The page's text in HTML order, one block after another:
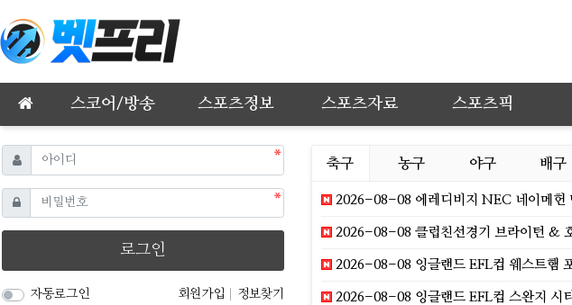
메인 메뉴스코어/방송 스포츠정보 스포츠자료 스포츠픽
아이디 필수
비밀번호 필수
로그인
자동로그인 회원가입 정보찾기
축구 농구 야구 배구
2026-08-08 에레디비지 NEC 네이메헌 텔스타 해외축
2026-08-08 클럽친선경기 브라이턴 & 호브 앨비언 AS 로마 해
2026-08-08 잉글랜드 EFL컵 웨스트햄 포츠머스 FC 해외
2026-08-08 잉글랜드 EFL컵 스완지 시티 버밍엄시티 해외